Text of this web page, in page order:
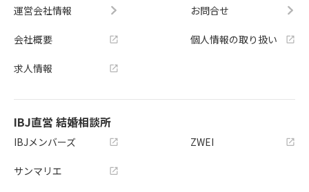
運営会社情報
会社概要
求人情報
お問合せ
個人情報の取り扱い
IBJ直営 結婚相談所
IBJメンバーズ
サンマリエ
ZWEI